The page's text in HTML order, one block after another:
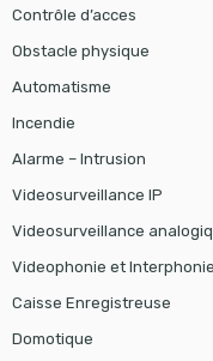
Contrôle d’acces
Obstacle physique
Automatisme
Incendie
Alarme – Intrusion
Videosurveillance IP
Videosurveillance
Videophonie et Interphonie
Caisse Enregistreuse
Domotique